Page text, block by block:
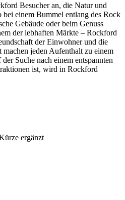
Besucher an, die Natur und
einem Bummel entlang des Rock
Gebäude oder beim Genuss
der lebhaften Märkte – Rockford
der Einwohner und die
machen jeden Aufenthalt zu einem
Suche nach einem entspannten
ist, wird in Rockford
ergänzt